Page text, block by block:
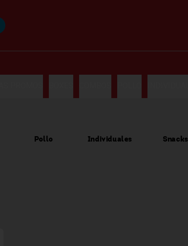
Pollo Individuales Snacks